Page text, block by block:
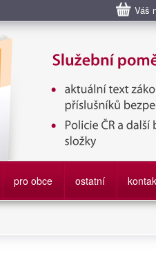
Váš
bezpečnostních sborů, Policie
služby
pro obce ostatní